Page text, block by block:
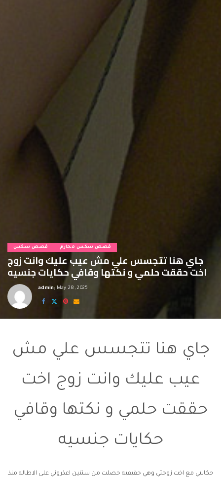
قصص سكس قصص سكس محارم
جاي هنا تتجسس علي مش عيب عليك وانت زوج
اخت حققت حلمي و نكتها وقافي حكايات جنسيه
by
admin May 28, 2025
جاي هنا تتجسس علي مش
عيب عليك وانت زوج اخت
حققت حلمي و نكتها وقافي
حكايات جنسيه
حكايتي مع اخت زوجتي وهي حقيقيه حصلت من سنتين اعذروني على الاطاله:منذ